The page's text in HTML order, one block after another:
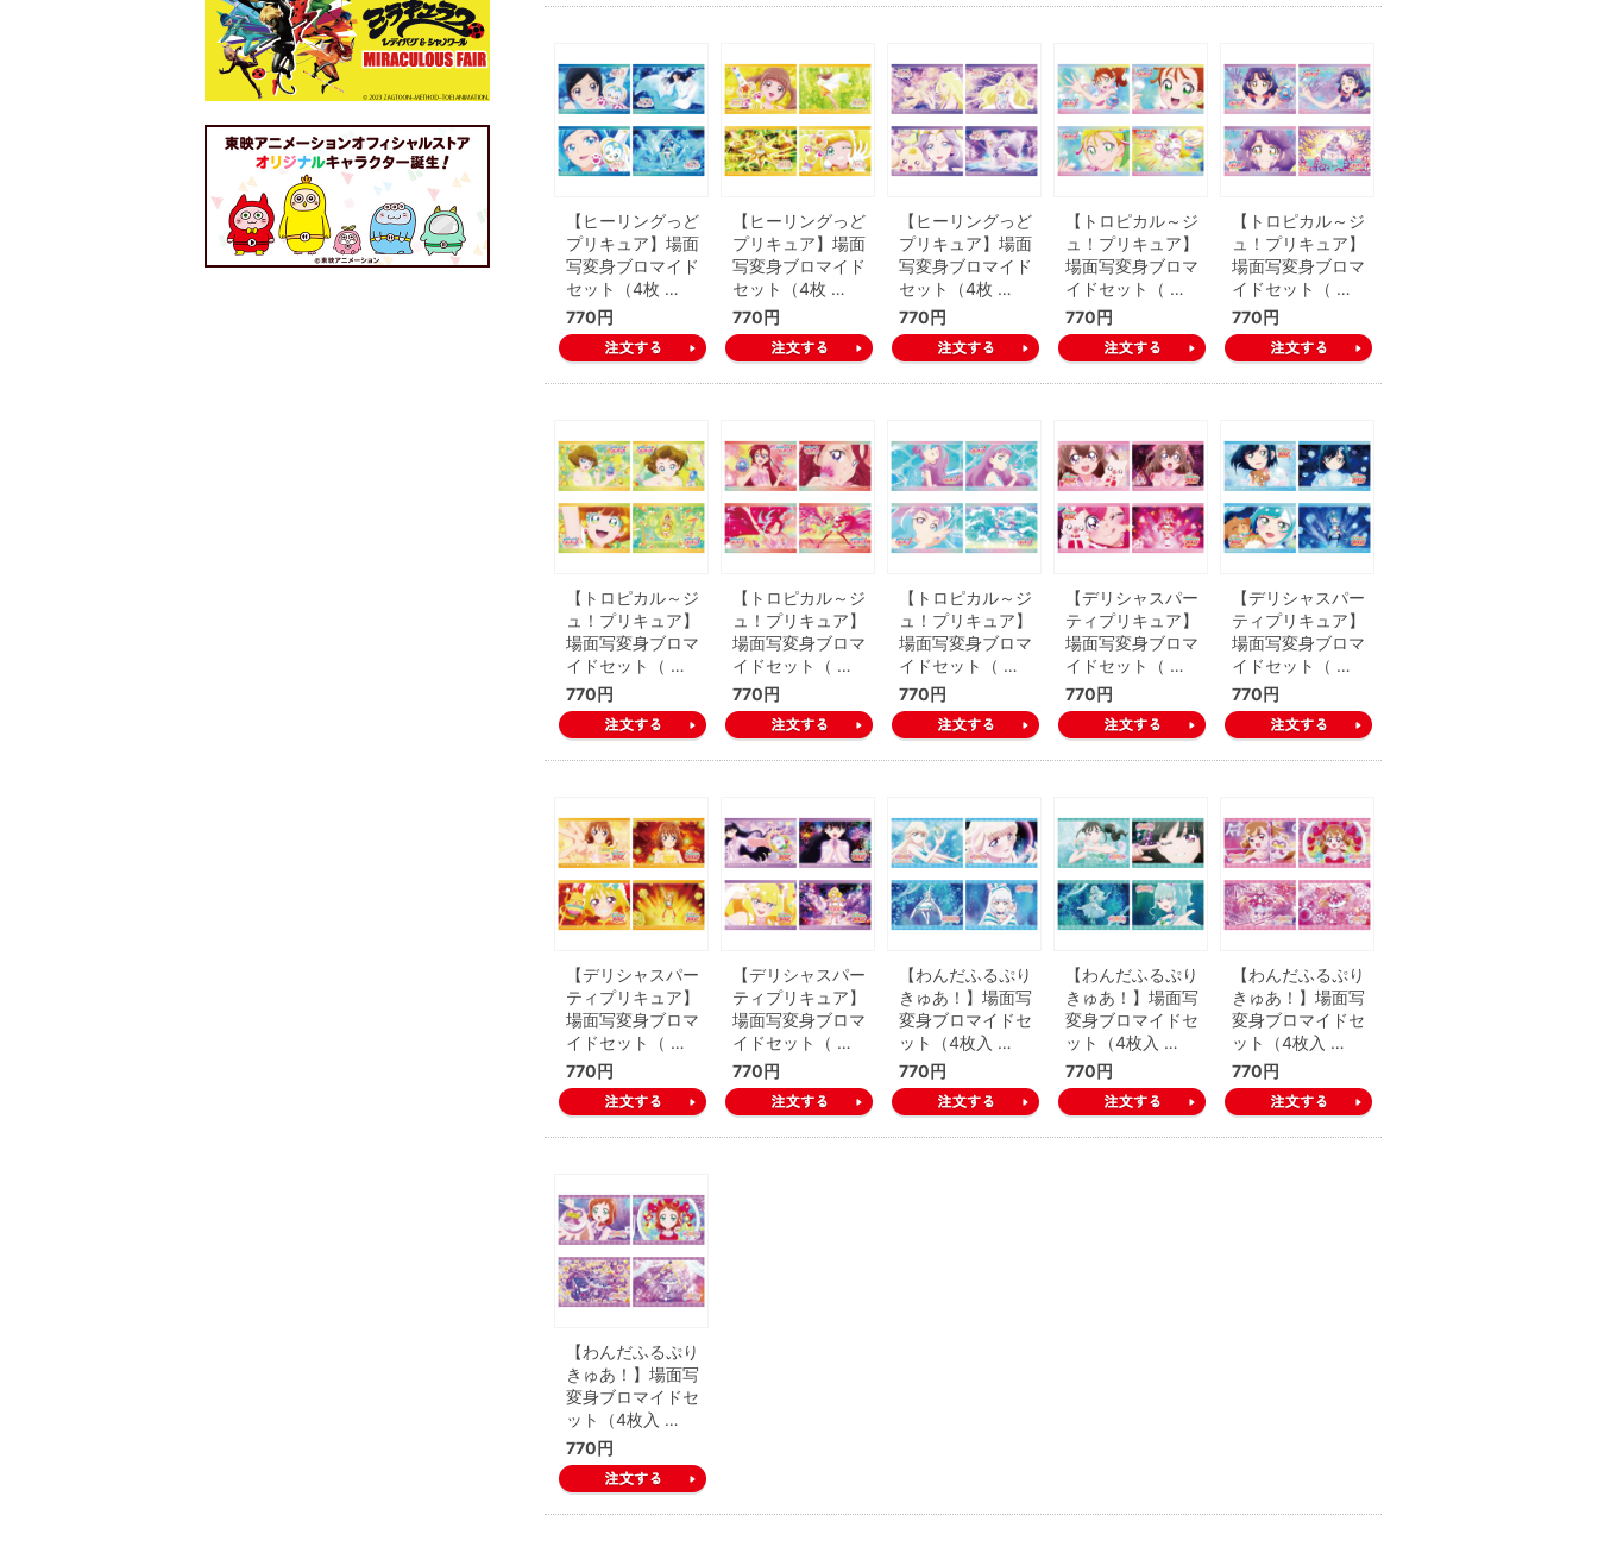
【ヒーリングっど
プリキュア】場面
写変身ブロマイド
セット（4枚 …
770円
【ヒーリングっど
プリキュア】場面
写変身ブロマイド
セット（4枚 …
770円
【ヒーリングっど
プリキュア】場面
写変身ブロマイド
セット（4枚 …
770円
【トロピカル～ジ
ュ！プリキュア】
場面写変身ブロマ
イドセット（ …
770円
【トロピカル～ジ
ュ！プリキュア】
場面写変身ブロマ
イドセット（ …
770円
【トロピカル～ジ
ュ！プリキュア】
場面写変身ブロマ
イドセット（ …
770円
【トロピカル～ジ
ュ！プリキュア】
場面写変身ブロマ
イドセット（ …
770円
【トロピカル～ジ
ュ！プリキュア】
場面写変身ブロマ
イドセット（ …
770円
【デリシャスパー
ティプリキュア】
場面写変身ブロマ
イドセット（ …
770円
【デリシャスパー
ティプリキュア】
場面写変身ブロマ
イドセット（ …
770円
【デリシャスパー
ティプリキュア】
場面写変身ブロマ
イドセット（ …
770円
【デリシャスパー
ティプリキュア】
場面写変身ブロマ
イドセット（ …
770円
【わんだふるぷり
きゅあ！】場面写
変身ブロマイドセ
ット（4枚入 …
770円
【わんだふるぷり
きゅあ！】場面写
変身ブロマイドセ
ット（4枚入 …
770円
【わんだふるぷり
きゅあ！】場面写
変身ブロマイドセ
ット（4枚入 …
770円
【わんだふるぷり
きゅあ！】場面写
変身ブロマイドセ
ット（4枚入 …
770円